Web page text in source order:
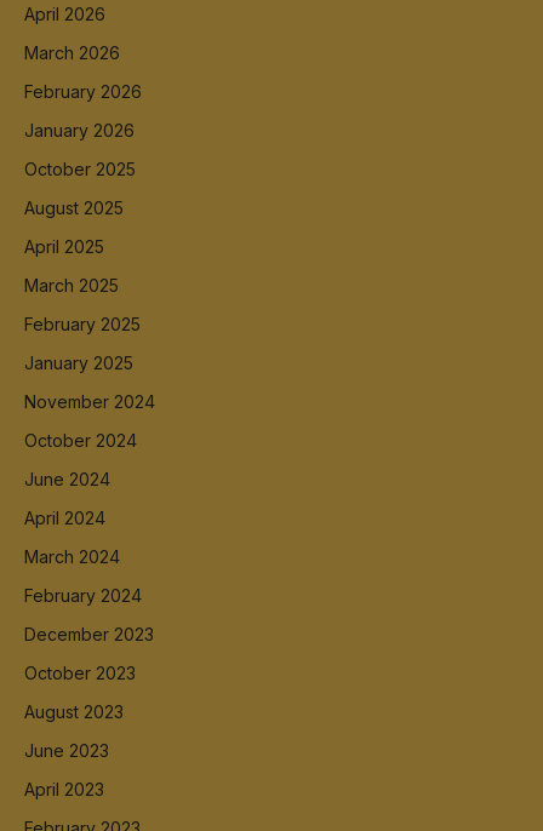
April 2026
March 2026
February 2026
January 2026
October 2025
August 2025
April 2025
March 2025
February 2025
January 2025
November 2024
October 2024
June 2024
April 2024
March 2024
February 2024
December 2023
October 2023
August 2023
June 2023
April 2023